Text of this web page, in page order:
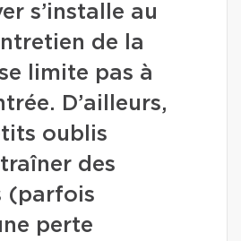
s’installe au
de la
limite pas à
D’ailleurs,
oublis
des
(parfois
perte